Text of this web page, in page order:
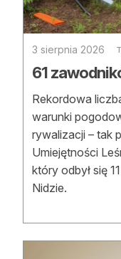
Strefa
Auto do lasu
Dla drwala
Leśnik na
Z zagranicy
Edukacja
O nas
3 sierpnia 2026
61
Rekordowa
warunki
rywalizacji – tak
Umiejętności
który odbył się
Nidzie.